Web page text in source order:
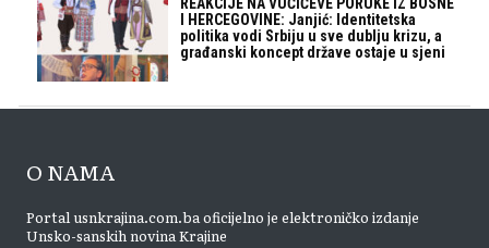
I HERCEGOVINE: Janjić: Identitetska
politika vodi Srbiju u sve dublju krizu, a
građanski koncept države ostaje u sjeni
O NAMA
Portal usnkrajina.com.ba oficijelno je elektroničko izdanje
Unsko-sanskih novina Krajine